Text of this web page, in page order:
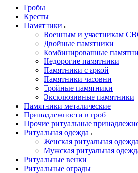
Гробы
Кресты
Памятники
Военным и участникам
Двойные памятники
Комбинированные
Недорогие памятники
Памятники с аркой
Памятники часовни
Тройные памятники
Эксклюзивные памятники
Памятники металические
Принадлежности в гроб
Прочие ритуальные
Ритуальная одежда
Женская ритуальная одежда
Мужская ритуальная
Ритуальные венки
Ритуальные ограды